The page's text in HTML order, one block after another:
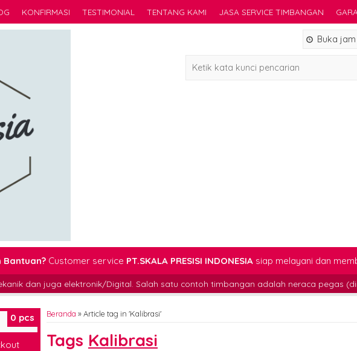
KONFIRMASI TESTIMONIAL TENTANG KAMI JASA SERVICE TIMBANGAN
Buka
Bantuan?Customer service PT.SKALA PRESISI INDONESIAsiap melayani dan
Salah satu contoh timbangan adalah neraca pegas
Beranda »Article tag in 'Kalibrasi'
Tags Kalibrasi
0 pcs